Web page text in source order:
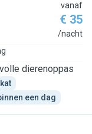
vanaf
€ 35
/nacht
dierenoppas
een dag